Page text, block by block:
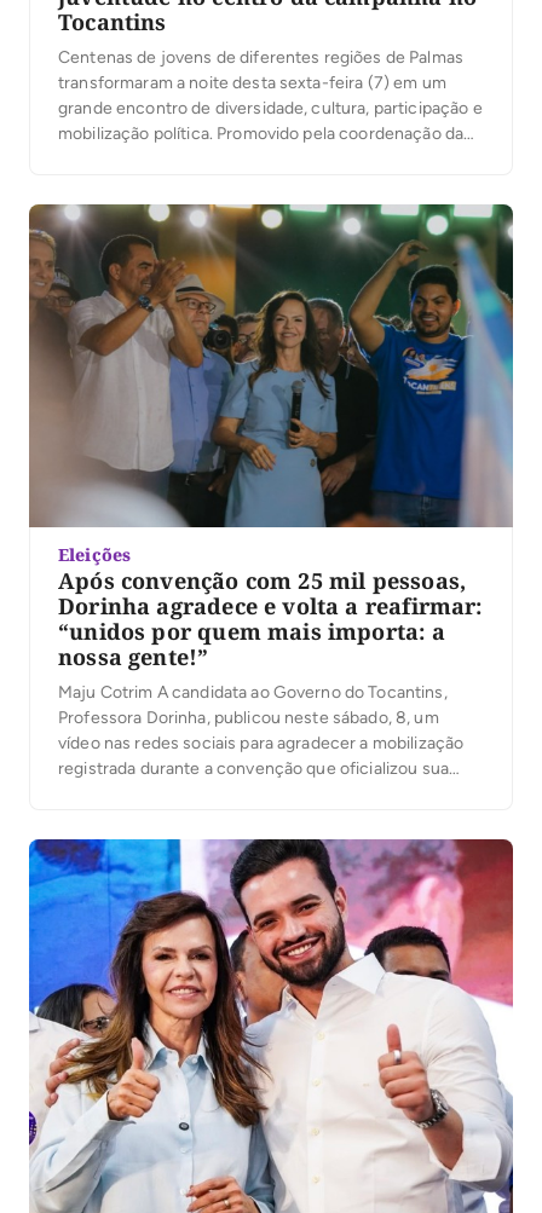
Tocantins
Centenas de jovens de diferentes regiões de Palmas
transformaram a noite desta sexta-feira (7) em um
grande encontro de diversidade, cultura, participação e
mobilização política. Promovido pela coordenação da
o evento reuniu jovens de Palmas em torno de […]
Eleições
Após convenção com 25 mil pessoas,
Dorinha agradece e volta a reafirmar:
“unidos por quem mais importa: a
nossa gente!”
Maju Cotrim A candidata ao Governo do Tocantins,
Professora Dorinha, publicou neste sábado, 8, um
vídeo nas redes sociais para agradecer a mobilização
registrada durante a convenção que oficializou sua
destacou a presença das caravanas, lideranças e
apoiadores que participaram […]